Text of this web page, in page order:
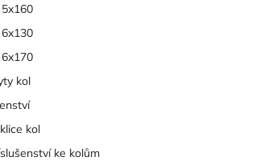
5x160
6x130
6x170
kol
kol
ke kolům